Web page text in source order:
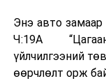
байна.
гарсан
ашигладаг
боловсруулах
Энэ авто
Ч:19А
үйлчилгээний
өөрчлөлт орж